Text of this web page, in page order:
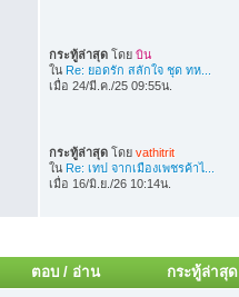
กระทู้ล่าสุดโดย บิน
ใน Re: ยอดรัก สลักใจ ชุด ทห...
เมื่อ 24/มี.ค./25 09:55น.
กระทู้ล่าสุดโดย vathitrit
ใน Re: เทป จากเมืองเพชรค้าไ...
เมื่อ 16/มิ.ย./26 10:14น.
ตอบ/ อ่าน
กระทู้ล่าสุด